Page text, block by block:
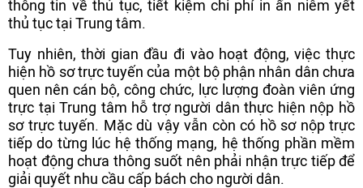
thông tin về thủ tục, tiết kiệm chi phí in ấn niêm yết
thủ tục tại Trung tâm.
Tuy nhiên, thời gian đầu đi vào hoạt động, việc thực
hiện hồ sơ trực tuyến của một bộ phận nhân dân chưa
quen nên cán bộ, công chức, lực lượng đoàn viên ứng
trực tại Trung tâm hỗ trợ người dân thực hiện nộp hồ
sơ trực tuyến. Mặc dù vậy vẫn còn có hồ sơ nộp trực
tiếp do từng lúc hệ thống mạng, hệ thống phần mềm
hoạt động chưa thông suốt nên phải nhận trực tiếp để
giải quyết nhu cầu cấp bách cho người dân.